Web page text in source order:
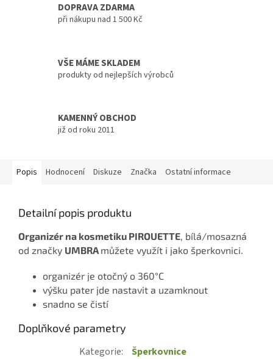
DOPRAVA ZDARMA
při nákupu nad 1 500 Kč
VŠE MÁME SKLADEM
produkty od nejlepších výrobců
KAMENNÝ OBCHOD
již od roku 2011
Popis Hodnocení Diskuze Značka Ostatní informace
Detailní popis produktu
Organizér na kosmetiku PIROUETTE , bílá/mosazná
od značky UMBRA můžete využít i jako šperkovnici.
organizér je otočný o 360°C
výšku pater jde nastavit a uzamknout
snadno se čistí
Doplňkové parametry
Kategorie:
Šperkovnice